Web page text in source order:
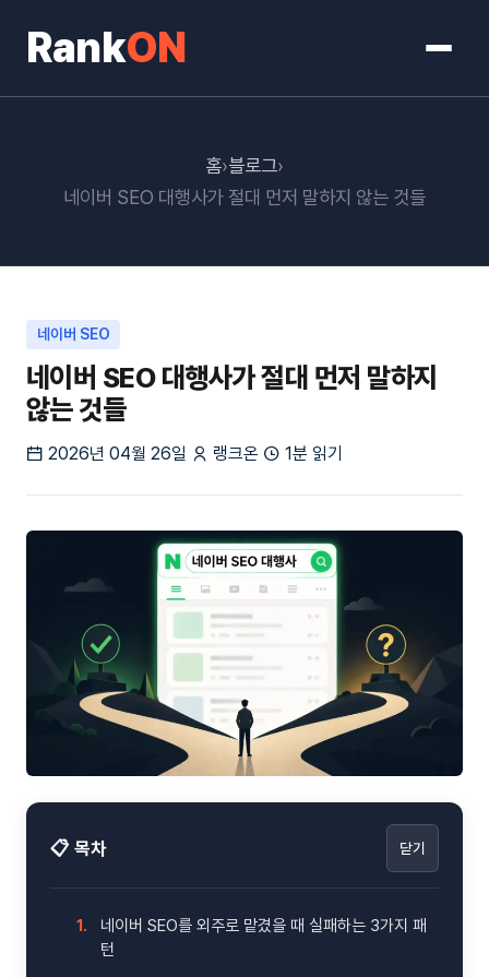
RankON
홈›블로그›
네이버 SEO 대행사가 절대 먼저 말하지 않는 것들
네이버 SEO
네이버 SEO 대행사가 절대 먼저 말하지
않는 것들
2026년 04월 26일 랭크온 1분 읽기
📋 목차 닫기
1.
네이버 SEO를 외주로 맡겼을 때 실패하는 3가지 패
턴